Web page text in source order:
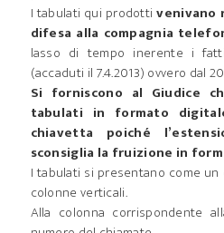
I tabulati qui prodottivenivano
difesa alla compagnia
lasso di tempo inerente i
(accaduti il 7.4.2013) ovvero dal
Si forniscono al Giudice
tabulati in formato
chiavetta poiché
sconsiglia la fruizione in
I tabulati si presentano come
colonne verticali.
Alla colonna corrispondente